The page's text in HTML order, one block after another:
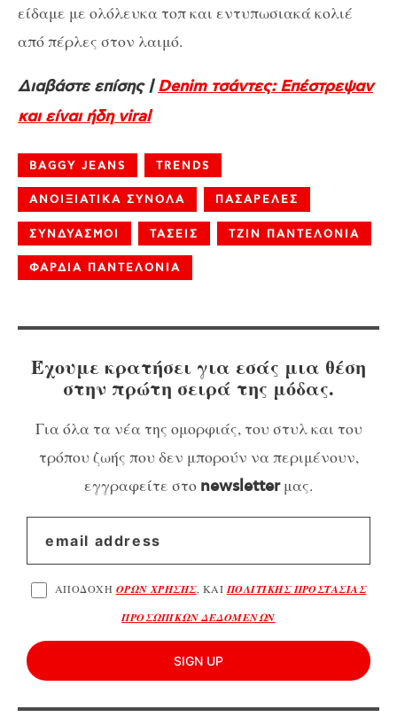
είδαμε με ολόλευκα τοπ και εντυπωσιακά κολιέ
από πέρλες στον λαιμό.
Διαβάστε επίσης |Denim τσάντες: Eπέστρεψαν
και είναι ήδη viral
BAGGY JEANS TRENDS
ΑΝΟΙΞΙΑΤΙΚΑ ΣΥΝΟΛΑ ΠΑΣΑΡΕΛΕΣ
ΣΥΝΔΥΑΣΜΟΙ ΤΑΣΕΙΣ ΤΖΙΝ ΠΑΝΤΕΛΟΝΙΑ
ΦΑΡΔΙΑ ΠΑΝΤΕΛΟΝΙΑ
Έχουμε κρατήσει για εσάς μια θέση
στην πρώτη σειρά της μόδας.
Για όλα τα νέα της ομορφιάς, του στυλ και του
τρόπου ζωής που δεν μπορούν να περιμένουν,
εγγραφείτε στο newsletterμας.
ΑΠΟΔΟΧΗ ΟΡΩΝ ΧΡΗΣΗΣ, ΚΑΙΠΟΛΙΤΙΚΗΣ ΠΡΟΣΤΑΣΙΑΣ
ΠΡΟΣΩΠΙΚΩΝ ΔΕΔΟΜΕΝΩΝ
SIGN UP